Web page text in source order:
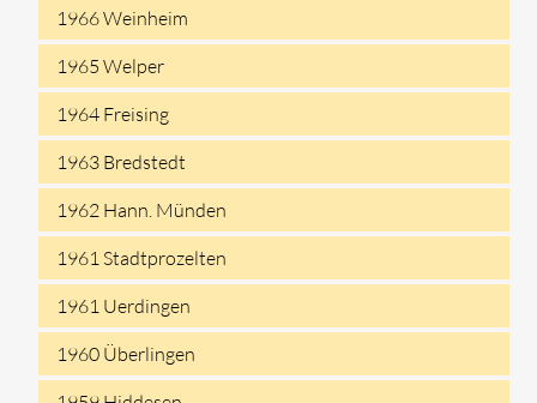
1966 Weinheim
1965 Welper
1964 Freising
1963 Bredstedt
1962 Hann. Münden
1961 Stadtprozelten
1961 Uerdingen
1960 Überlingen